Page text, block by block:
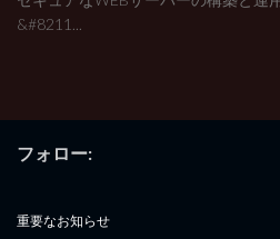
&#8211...
フォロー:
重要なお知らせ